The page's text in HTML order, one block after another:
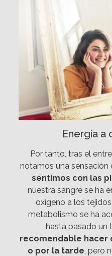
Energía a
Por tanto, tras el
notamos una sensación
sentimos con las
nuestra sangre se ha
oxígeno a los
metabolismo se ha
hasta pasado un
recomendable hacer
o por la tarde , pero